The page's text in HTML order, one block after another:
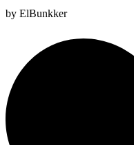
by ElBunkker